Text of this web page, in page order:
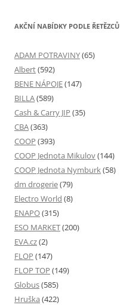
AKČNÍ NABÍDKY PODLE ŘETĚZCŮ
ADAM POTRAVINY(65)
Albert(592)
BENE NÁPOJE(147)
BILLA(589)
Cash & Carry JIP (35)
CBA(363)
COOP (393)
COOP Jednota Mikulov(144)
COOP Jednota Nymburk(58)
dm drogerie(79)
Electro World (8)
ENAPO(315)
ESO MARKET(200)
EVA.cz(2)
FLOP (147)
FLOP TOP (149)
Globus(585)
Hruška (422)